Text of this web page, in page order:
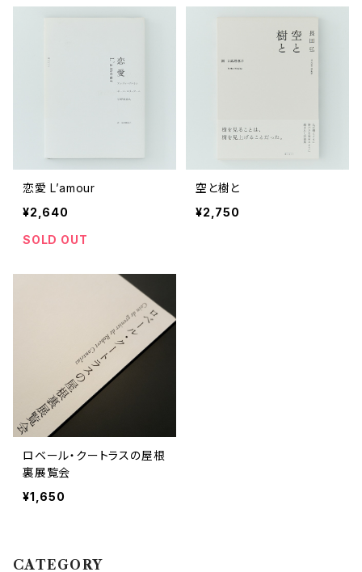
恋愛 L’amour
¥2,640
SOLD OUT
空と樹と
¥2,750
ロベール・クートラスの屋根
裏展覧会
¥1,650
CATEGORY